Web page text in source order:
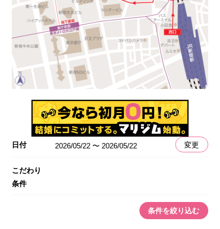
日付 2026/05/22 〜 2026/05/22 変更
こだわり
条件
条件を絞り込む